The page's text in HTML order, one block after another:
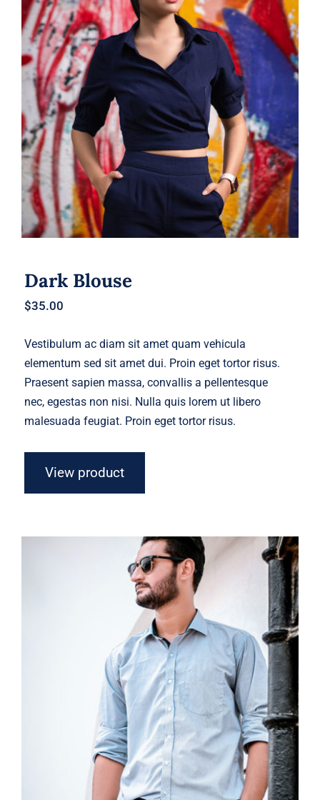
Dark Blouse
Dark Blouse
$35.00
Vestibulum ac diam sit amet quam vehicula
elementum sed sit amet dui. Proin eget tortor risus.
Praesent sapien massa, convallis a pellentesque
nec, egestas non nisi. Nulla quis lorem ut libero
malesuada feugiat. Proin eget tortor risus.
View product
Light Blue Shirt